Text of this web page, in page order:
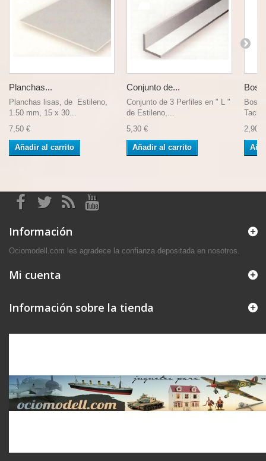
Planchas...
Planchas lisas, de Estileno,
1.50 mm, 15 x 30...
7,50 €
Añadir al carrito
Conjunto de...
Conjunto de 3 Perfiles en " L "
de Estileno,...
5,30 €
Añadir al carrito
Tack.
2,90 €
Información
Ociomodell.com les agradece la confianza depositada en nosotros.
Mi cuenta
Información sobre la tienda